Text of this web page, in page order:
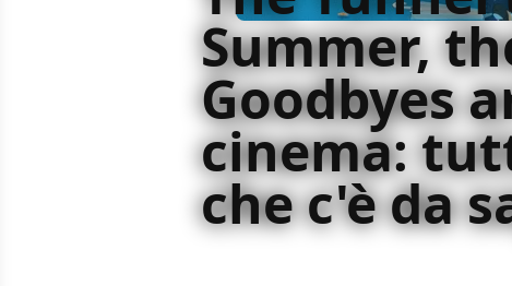
Summer,
Goodbyes
cinema:
che c'è da